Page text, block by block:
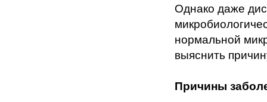
Однако даже
нормальной
выяснить
Причины